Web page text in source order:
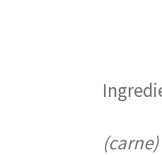
(carne)